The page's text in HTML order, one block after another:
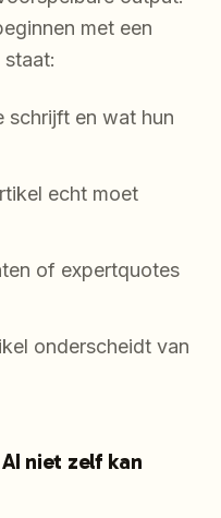
met een
schrijft en wat hun
echt moet
of expertquotes
onderscheidt van
niet zelf kan